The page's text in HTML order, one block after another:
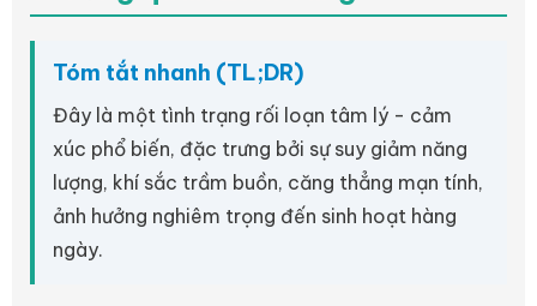
Tóm tắt nhanh (TL;DR)
Đây là một tình trạng rối loạn tâm lý - cảm
xúc phổ biến, đặc trưng bởi sự suy giảm năng
lượng, khí sắc trầm buồn, căng thẳng mạn tính,
ảnh hưởng nghiêm trọng đến sinh hoạt hàng
ngày.